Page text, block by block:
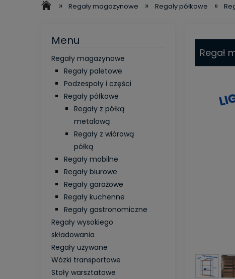
» Regały magazynowe » Regały półkowe »
Menu
Regały magazynowe
Regały paletowe
Podzespoły i części
Regały półkowe
Regały z półką
metalową
Regały z wiórową
półką
Regały mobilne
Regały biurowe
Regały garażowe
Regały kuchenne
Regały gastronomiczne
Regały wysokiego
składowania
Regały używane
Wózki transportowe
Stoły warsztatowe
Regał